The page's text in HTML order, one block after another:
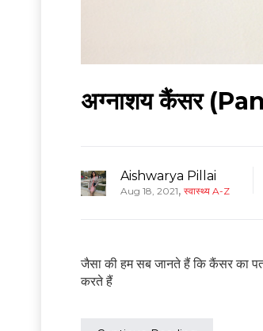
अग्नाशय कैंसर
Aishwarya Pillai
Aug 18, 2021, स्वास्थ्य A-Z
जैसा की हम सब जानते हैं कि कैंसर का
करते हैं